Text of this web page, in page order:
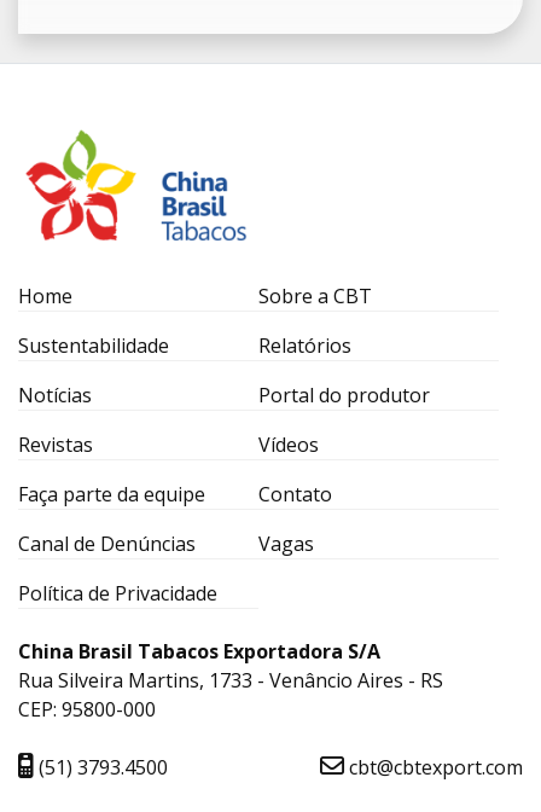
Home
Sobre a CBT
Sustentabilidade
Relatórios
Notícias
Portal do produtor
Revistas
Vídeos
Faça parte da equipe
Contato
Canal de Denúncias
Vagas
Política de Privacidade
China Brasil Tabacos Exportadora S/A
Rua Silveira Martins, 1733 - Venâncio Aires - RS
CEP: 95800-000
(51) 3793.4500 cbt@cbtexport.com